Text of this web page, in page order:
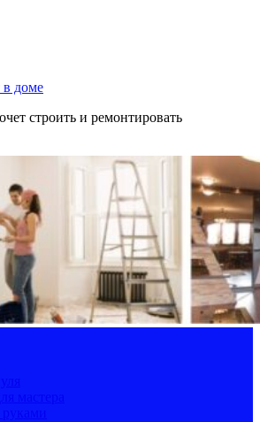
в доме
строить и ремонтировать